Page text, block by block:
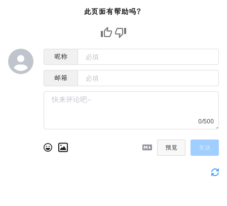
此页面有帮助吗？
昵称
邮箱
0/500
预览 发送